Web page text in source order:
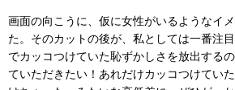
画面の向こうに、仮に女性がいるようなイ
た。そのカットの後が、私としては一番注
でカッコつけていた恥ずかしさを放出する
ていただきたい！あれだけカッコつけてい